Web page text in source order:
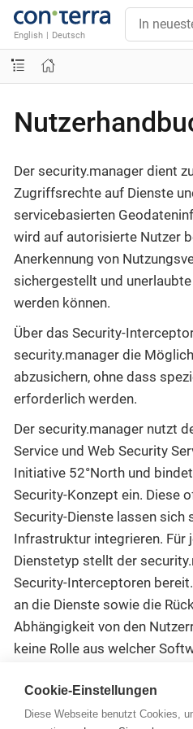
English | Deutsch
Der security.manager dient
Zugriffsrechte auf Dienste
servicebasierten
wird auf autorisierte Nutzer
Anerkennung von
sichergestellt und
werden können.
Über das Security-
security.manager die
abzusichern, ohne dass
erforderlich werden.
Der security.manager nutzt
Service und Web Security
Initiative 52°North und
Security-Konzept ein. Diese
Security-Dienste lassen sich
Infrastruktur integrieren. Für
Dienstetyp stellt der
Security-Interceptoren
an die Dienste sowie die
Abhängigkeit von den
keine Rolle aus welcher
Zur Beschreibung der
security.manager den
Cookie-Einstellungen
Diese Webseite benutzt Cookies,